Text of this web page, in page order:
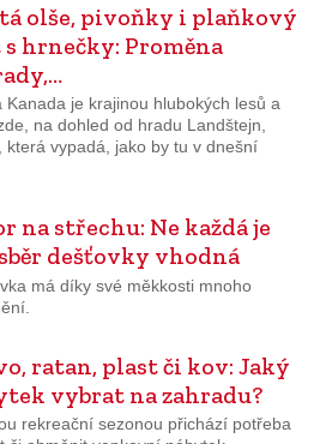
olše, pivoňky i plaňkový
hrnečky: Proměna
Kanada je krajinou hlubokých lesů a
na dohled od hradu Landštejn,
která vypadá, jako by tu v dnešní
na střechu: Ne každá je
dešťovky vhodná
má díky své měkkosti mnoho
ratan, plast či kov: Jaký
vybrat na zahradu?
rekreační sezonou přichází potřeba